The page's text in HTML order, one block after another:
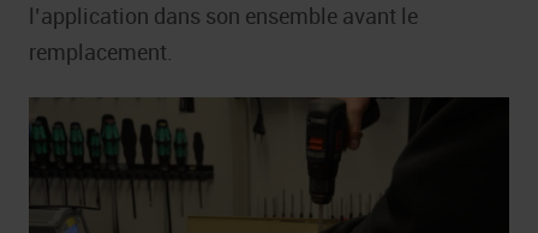
l’application dans son ensemble avant le
remplacement.